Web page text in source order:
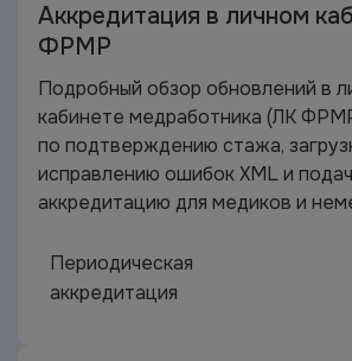
Аккредитация в личном
ФРМР
Подробный обзор обновлений в
кабинете медработника (ЛК
по подтверждению стажа,
исправлению ошибок XML и
аккредитацию для медиков и
Периодическая
аккредитация